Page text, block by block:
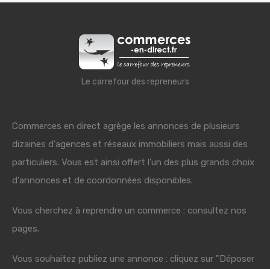
Le carrefour des repreneurs
Commerces en direct agrège les annonces de plusieurs
dizaines d'agences et réseaux immobiliers mais aussi des
particuliers. Vous est ainsi offert l'un des plus grands choix
d'annonces et de coordonnées disponibles.
Vous cherchez à reprendre un commerce : consultez nos
pages.
Vous souhaitez publiez une annonce : cliquez sur "Déposer